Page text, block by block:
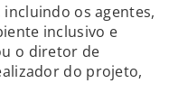
os agentes,
inclusivo e
o diretor de
do projeto,